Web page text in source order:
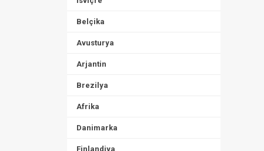
Belçika
Avusturya
Arjantin
Brezilya
Afrika
Danimarka
Finlandiya